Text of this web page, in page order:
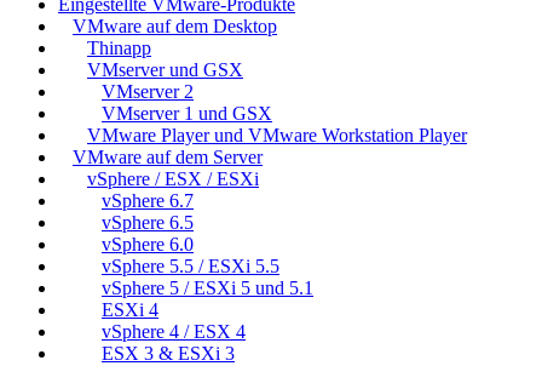
Eingestellte VMware-Produkte
VMware auf dem Desktop
Thinapp
VMserver und GSX
VMserver 2
VMserver 1 und GSX
VMware Player und VMware Workstation Player
VMware auf dem Server
vSphere / ESX / ESXi
vSphere 6.7
vSphere 6.5
vSphere 6.0
vSphere 5.5 / ESXi 5.5
vSphere 5 / ESXi 5 und 5.1
ESXi 4
vSphere 4 / ESX 4
ESX 3 & ESXi 3